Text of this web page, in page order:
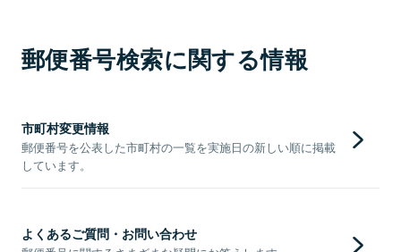
郵便番号検索に関する情報
市町村変更情報
郵便番号を公表した市町村の一覧を実施日の新しい順に掲載
しています。
よくあるご質問・お問い合わせ